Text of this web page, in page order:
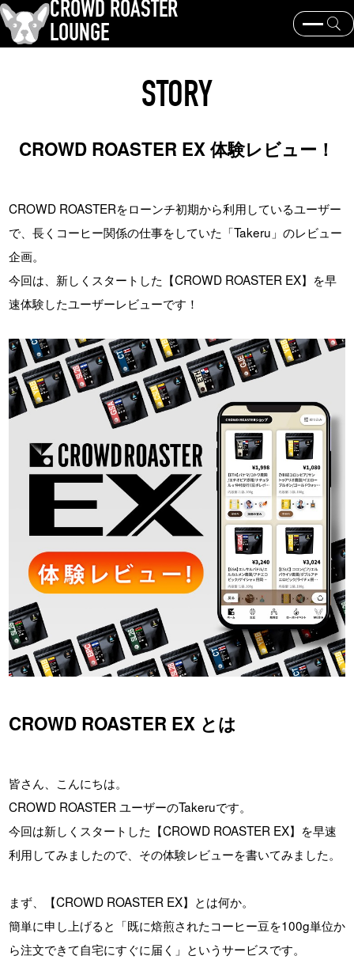
CROWD ROASTER
LOUNGE
歴史と文化
KEY WORD
岩崎裕也、王道からの逸脱
2024日本チャンピオン・大貫健
晴焙煎士の挑戦
CROWD ROASTER BRAND SITE
STORY
CROWD ROASTER EX 体験レビュー！
CROWD ROASTERをローンチ初期から利用しているユーザー
で、長くコーヒー関係の仕事をしていた「Takeru」のレビュー
企画。
今回は、新しくスタートした【CROWD ROASTER EX】を早
速体験したユーザーレビューです！
CROWD ROASTER EX とは
皆さん、こんにちは。
CROWD ROASTER ユーザーのTakeruです。
今回は新しくスタートした【CROWD ROASTER EX】を早速
利用してみましたので、その体験レビューを書いてみました。
まず、【CROWD ROASTER EX】とは何か。
簡単に申し上げると「既に焙煎されたコーヒー豆を100g単位か
ら注文できて自宅にすぐに届く」というサービスです。